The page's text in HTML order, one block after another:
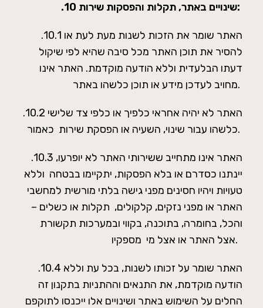
.10 שינויים באתר, תקלות והפסקות שירות:
.10.1 האתר שומר את הזכות לשנות מעת לעת או
להסיר את תוכן האתר מכל סיבה שהיא לפי שיקול
דעתו הבלעדית וללא הודעה מוקדמת. האתר אינו
מחויב לעדכן מידע או תוכן כלשהו באתר.
.10.2 האתר לא יהיה אחראי כלפיך או כלפי צד שלישי
כלשהו עבור שינוי, השעיה או הפסקת שירות כאמור.
.10.3 האתר אינו מתחייב ששירותי האתר לא יופרעו,
יינתנו כסדרם או בלא הפסקות, יתקיימו בבטחה וללא
טעויות ויהיו חסינים מפני גישה בלתי מורשית למחשבי
האתר או מפני נזקים, קלקולים, תקלות או כשלים –
והכל, בחומרה, בתוכנה, בקווי ובמערכות תקשורת
אצל האתר או אצל מי מספקיו.
.10.4 האתר שומר על זכותו לשנות, בכל עת וללא
הודעה מוקדמת, את התנאים וההתניות בתקנון זה
החלים על השימוש באתר ושינויים אלו ייכנסו לתוקפם